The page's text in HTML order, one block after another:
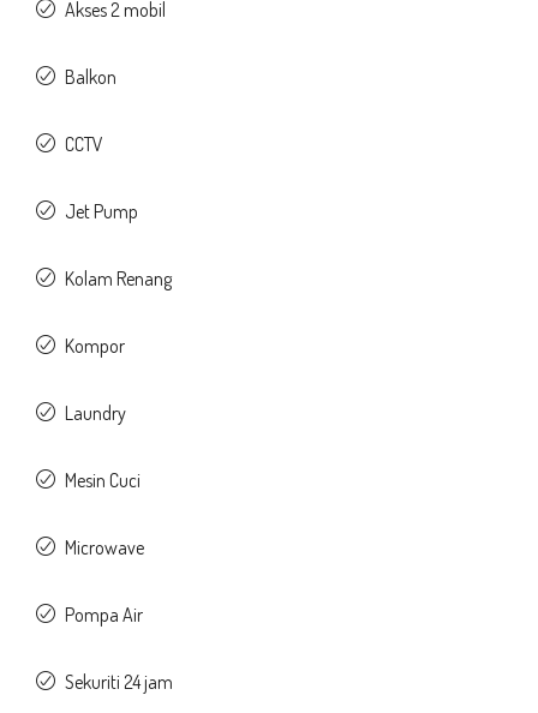
Akses 2 mobil
Balkon
CCTV
Jet Pump
Kolam Renang
Kompor
Laundry
Mesin Cuci
Microwave
Pompa Air
Sekuriti 24 jam